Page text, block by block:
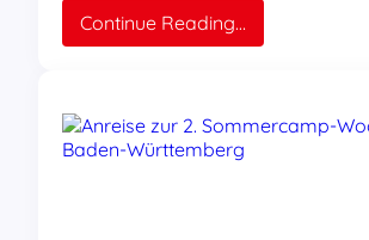
Continue Reading…
Sommercamp-